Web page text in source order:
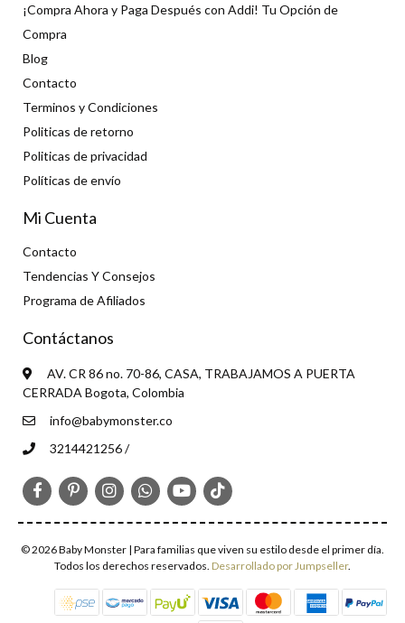
¡Compra Ahora y Paga Después con Addi! Tu Opción de
Compra
Blog
Contacto
Terminos y Condiciones
Politicas de retorno
Politicas de privacidad
Políticas de envío
Mi Cuenta
Contacto
Tendencias Y Consejos
Programa de Afiliados
Contáctanos
AV. CR 86 no. 70-86, CASA, TRABAJAMOS A PUERTA
CERRADA Bogota, Colombia
info@babymonster.co
3214421256 /
© 2026 Baby Monster | Para familias que viven su estilo desde el primer día.
Todos los derechos reservados. Desarrollado por Jumpseller.